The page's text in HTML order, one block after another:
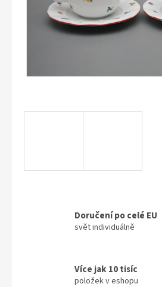
Doručení po celé EU
svět individuálně
Více jak 10 tisíc
položek v eshopu